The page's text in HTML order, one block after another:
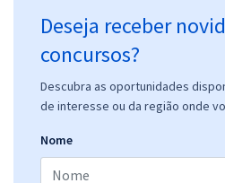
Deseja receber
concursos?
Descubra as oportunidades
de interesse ou da região onde
Nome